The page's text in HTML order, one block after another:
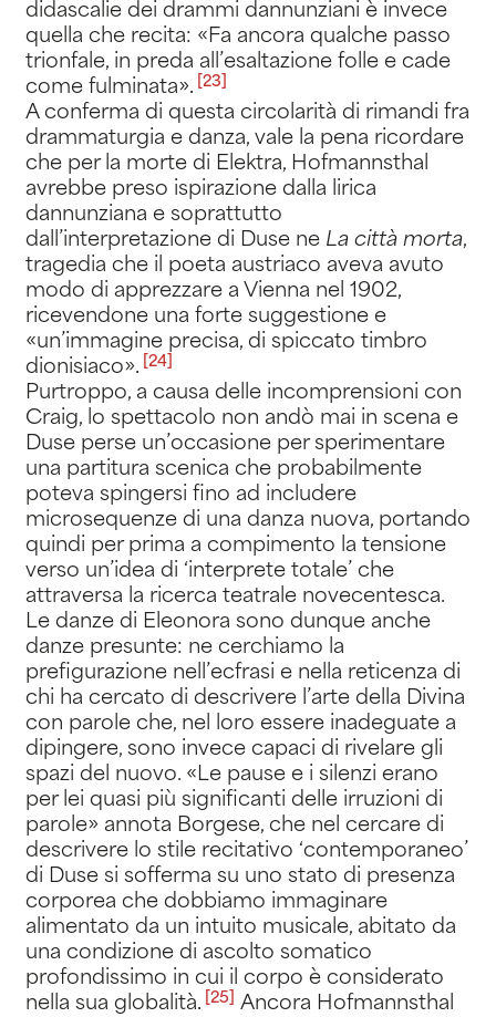
didascalie dei drammi dannunziani è invece
quella che recita: «Fa ancora qualche passo
trionfale, in preda all’esaltazione folle e cade
come fulminata». [23]
A conferma di questa circolarità di rimandi fra
drammaturgia e danza, vale la pena ricordare
che per la morte di Elektra, Hofmannsthal
avrebbe preso ispirazione dalla lirica
dannunziana e soprattutto
dall’interpretazione di Duse ne La città morta,
tragedia che il poeta austriaco aveva avuto
modo di apprezzare a Vienna nel 1902,
ricevendone una forte suggestione e
«un’immagine precisa, di spiccato timbro
dionisiaco». [24]
Purtroppo, a causa delle incomprensioni con
Craig, lo spettacolo non andò mai in scena e
Duse perse un’occasione per sperimentare
una partitura scenica che probabilmente
poteva spingersi fino ad includere
microsequenze di una danza nuova, portando
quindi per prima a compimento la tensione
verso un’idea di ‘interprete totale’ che
attraversa la ricerca teatrale novecentesca.
Le danze di Eleonora sono dunque anche
danze presunte: ne cerchiamo la
prefigurazione nell’ecfrasi e nella reticenza di
chi ha cercato di descrivere l’arte della Divina
con parole che, nel loro essere inadeguate a
dipingere, sono invece capaci di rivelare gli
spazi del nuovo. «Le pause e i silenzi erano
per lei quasi più significanti delle irruzioni di
parole» annota Borgese, che nel cercare di
descrivere lo stile recitativo ‘contemporaneo’
di Duse si sofferma su uno stato di presenza
corporea che dobbiamo immaginare
alimentato da un intuito musicale, abitato da
una condizione di ascolto somatico
profondissimo in cui il corpo è considerato
nella sua globalità. [25]
Ancora Hofmannsthal